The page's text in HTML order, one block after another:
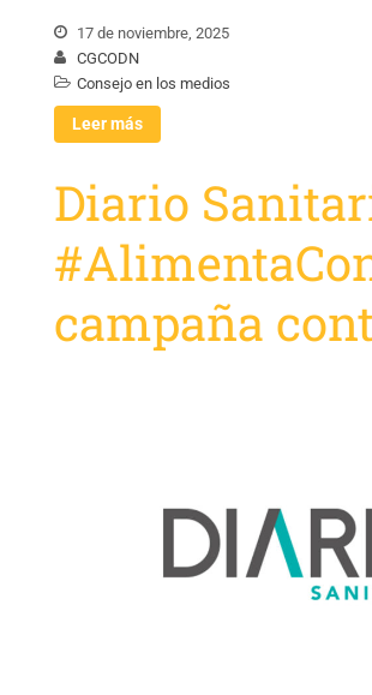
17 de noviembre, 2025
CGCODN
Consejo en los medios
Leer más
Diario
campaña